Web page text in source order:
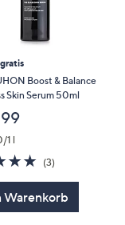
Boost & Balance
Skin Serum 50ml
1 l
5.0
von
5
(3)
Warenkorb